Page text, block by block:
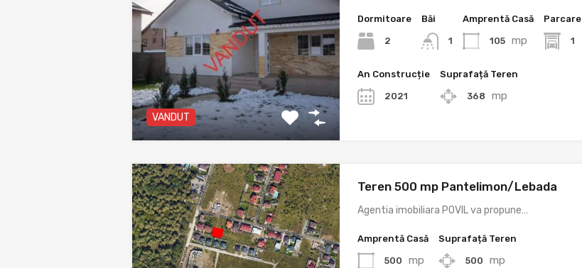
VANDUT
Dormitoare
2
Băi
1
Amprentă Casă
105 mp
Parcare
1
An Construcție
2021
Suprafață Teren
368 mp
Teren 500 mp Pantelimon/Lebada
Agentia imobiliara POVIL va propune…
Amprentă Casă
500 mp
Suprafață Teren
500 mp